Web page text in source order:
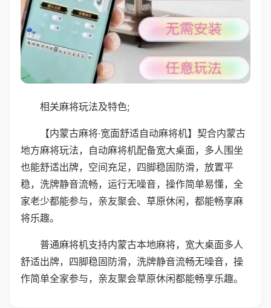
相关麻将玩法及特色;
【内蒙古麻将·宽面舒适自动麻将机】契合内蒙古
地方麻将玩法，自动麻将机配备宽大桌面，多人围坐
也能舒适出牌，空间充足，四脚稳固防滑，放置平
稳，洗牌静音流畅，运行无噪音，操作简单易懂，全
家老少都能参与，亲友聚会、草原休闲，都能畅享麻
将乐趣。
普通麻将机支持内蒙古本地麻将，宽大桌面多人
舒适出牌，四脚稳固防滑，洗牌静音流畅无噪音，操
作简单全家参与，亲友聚会草原休闲都能畅享乐趣。